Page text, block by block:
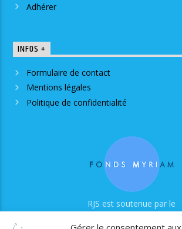
Adhérer
INFOS +
Formulaire de contact
Mentions légales
Politique de confidentialité
RJS est soutenue par le